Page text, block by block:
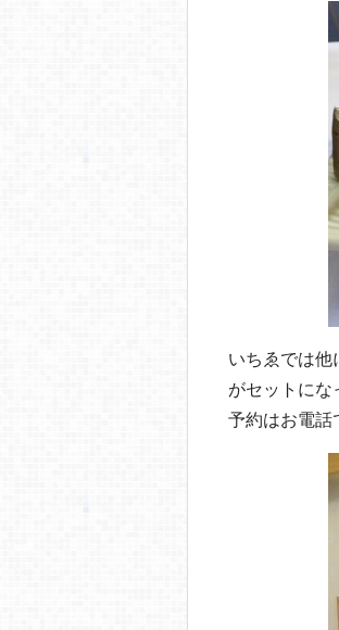
いちゑでは他
がセットにな
予約はお電話